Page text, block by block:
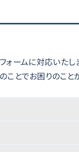
ームに対応いたし
ことでお困りのこ